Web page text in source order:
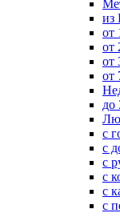
из
от
от
от
от
до
с
с
с
с
с
с